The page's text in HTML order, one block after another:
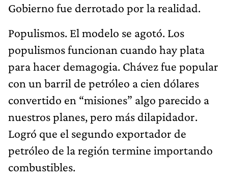
Gobierno fue derrotado por la realidad.
Populismos. El modelo se agotó. Los
populismos funcionan cuando hay plata
para hacer demagogia. Chávez fue popular
con un barril de petróleo a cien dólares
convertido en “misiones” algo parecido a
nuestros planes, pero más dilapidador.
Logró que el segundo exportador de
petróleo de la región termine importando
combustibles.